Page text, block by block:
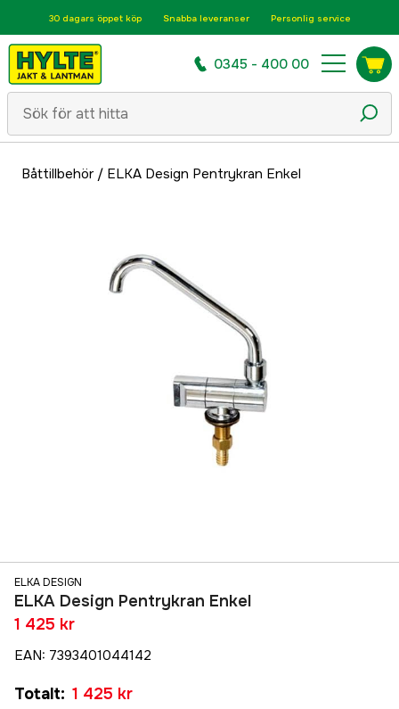
30 dagars öppet köp Snabba leveranser Personlig service
0345 - 400 00
Båttillbehör/ ELKA Design Pentrykran Enkel
ELKA DESIGN
ELKA Design Pentrykran Enkel
1 425 kr
EAN: 7393401044142
Totalt: 1 425 kr